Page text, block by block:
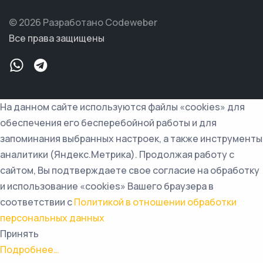
© 2026 Разработано Codeweber
Все права защищены
На данном сайте используются файлы «cookies» для
обеспечения его бесперебойной работы и для
запоминания выбранных настроек, а также инструменты
аналитики (Яндекс.Метрика). Продолжая работу с
сайтом, Вы подтверждаете свое согласие на обработку
и использование «cookies» Вашего браузера в
соответствии сПолитикой в отношении обработки
персональных данных
Принять
Подробнее…